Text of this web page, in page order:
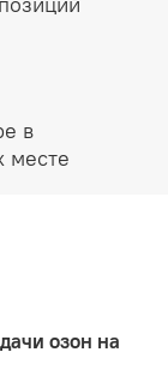
на
в
месте
озон на